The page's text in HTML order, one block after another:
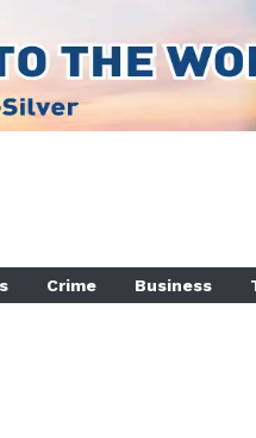
Crime Business